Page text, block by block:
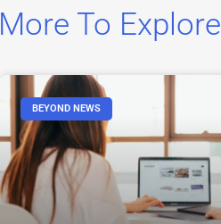
More To Explore
BEYOND NEWS